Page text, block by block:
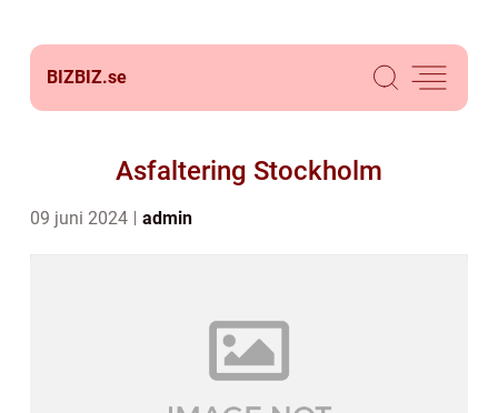
BIZBIZ.se
Asfaltering Stockholm
09 juni 2024 admin